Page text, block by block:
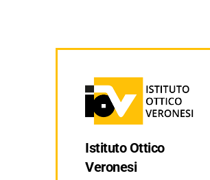
Istituto Ottico
Veronesi